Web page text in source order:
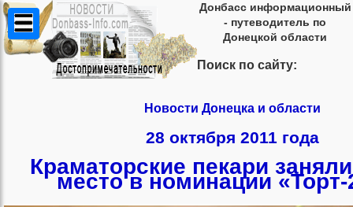
Донбасс информационный
- путеводитель по
Донецкой области
Поиск по сайту:
Новости Донецка и области
28 октября 2011 года
Краматорские пекари
место в номинации «Торт-